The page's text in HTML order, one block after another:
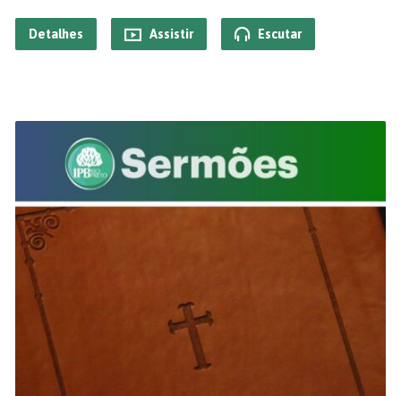
Detalhes Assistir Escutar